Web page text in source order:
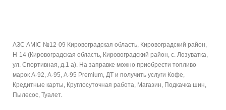
АЗС AMIC №12-09 Кировоградская область, Кировоградский район,
Н-14 (Кировоградская область, Кировоградский район, с. Лозуватка,
ул. Спортивная, д.1 а). На заправке можно приобрести топливо
марок А-92, А-95, А-95 Premium, ДТ и получить услуги Кофе,
Кредитные карты, Круглосуточная работа, Магазин, Подкачка шин,
Пылесос, Туалет.